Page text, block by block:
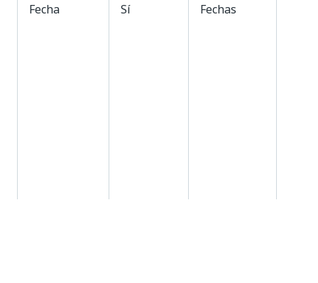
Fecha Sí Fechas